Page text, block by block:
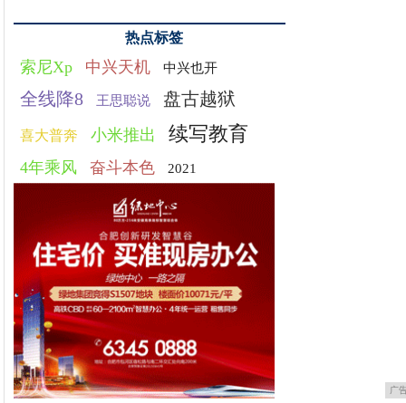
热点标签
索尼Xp 中兴天机 中兴也开
全线降8 王思聪说 盘古越狱
喜大普奔 小米推出 续写教育
4年乘风 奋斗本色 2021
广